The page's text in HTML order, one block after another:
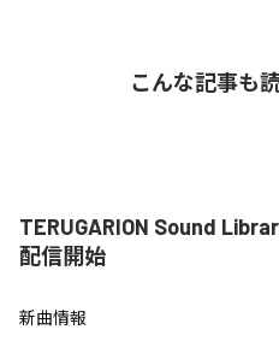
こんな記事も
TERUGARION Sound
配信開始
新曲情報